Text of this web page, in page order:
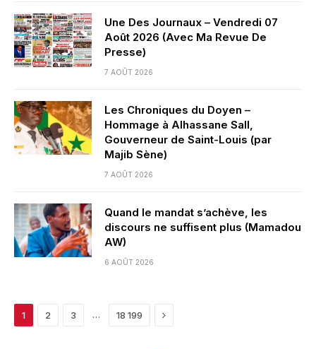
Une Des Journaux – Vendredi 07
Août 2026 (Avec Ma Revue De
Presse)
7 AOÛT 2026
Les Chroniques du Doyen –
Hommage à Alhassane Sall,
Gouverneur de Saint-Louis (par
Majib Sène)
7 AOÛT 2026
Quand le mandat s’achève, les
discours ne suffisent plus (Mamadou
AW)
6 AOÛT 2026
1 2 3 … 18 199 Next